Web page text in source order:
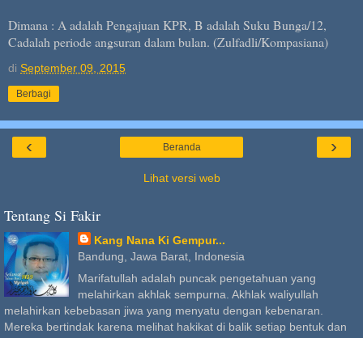
Dimana : A adalah Pengajuan KPR, B adalah Suku Bunga/12,
Cadalah periode angsuran dalam bulan. (Zulfadli/Kompasiana)
di September 09, 2015
Berbagi
‹ ›
Beranda
Lihat versi web
Tentang Si Fakir
Kang Nana Ki Gempur...
Bandung, Jawa Barat, Indonesia
Marifatullah adalah puncak pengetahuan yang
melahirkan akhlak sempurna. Akhlak waliyullah
melahirkan kebebasan jiwa yang menyatu dengan kebenaran.
Mereka bertindak karena melihat hakikat di balik setiap bentuk dan